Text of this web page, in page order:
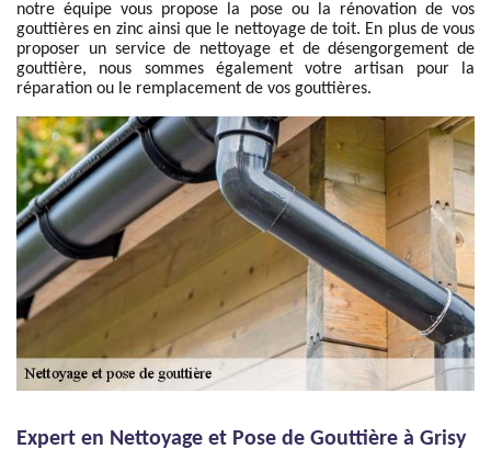
notre équipe vous propose la pose ou la rénovation de vos
gouttières en zinc ainsi que le nettoyage de toit. En plus de vous
proposer un service de nettoyage et de désengorgement de
gouttière, nous sommes également votre artisan pour la
réparation ou le remplacement de vos gouttières.
Expert en Nettoyage et Pose de Gouttière à Grisy